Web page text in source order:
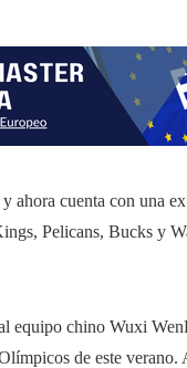
ahora cuenta con una
Pelicans, Bucks y
equipo chino Wuxi
de este